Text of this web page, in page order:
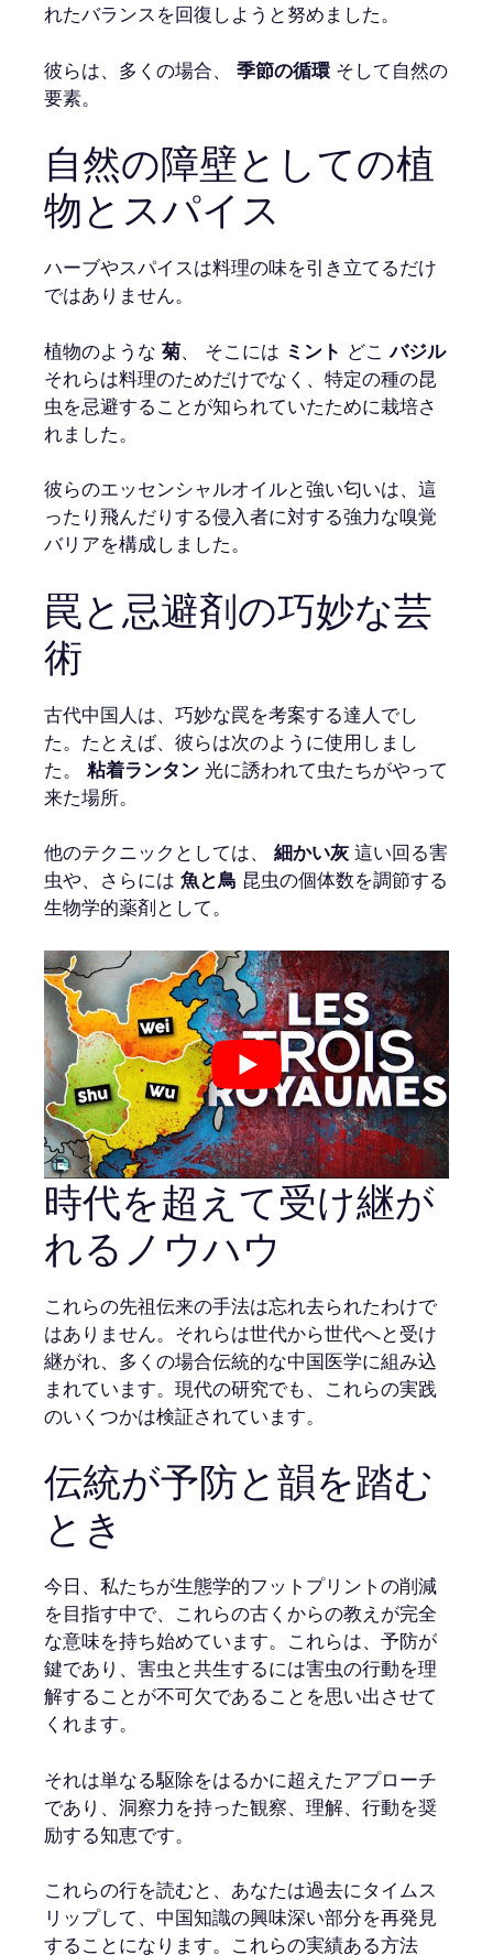
れたバランスを回復しようと努めました。
彼らは、多くの場合、 季節の循環 そして自然の
要素。
自然の障壁としての植
物とスパイス
ハーブやスパイスは料理の味を引き立てるだけ
ではありません。
植物のような 菊、 そこには ミント どこバジル
それらは料理のためだけでなく、特定の種の昆
虫を忌避することが知られていたために栽培さ
れました。
彼らのエッセンシャルオイルと強い匂いは、這
ったり飛んだりする侵入者に対する強力な嗅覚
バリアを構成しました。
罠と忌避剤の巧妙な芸
術
古代中国人は、巧妙な罠を考案する達人でし
た。たとえば、彼らは次のように使用しまし
た。 粘着ランタン 光に誘われて虫たちがやって
来た場所。
他のテクニックとしては、 細かい灰 這い回る害
虫や、さらには 魚と鳥 昆虫の個体数を調節する
生物学的薬剤として。
時代を超えて受け継が
れるノウハウ
これらの先祖伝来の手法は忘れ去られたわけで
はありません。それらは世代から世代へと受け
継がれ、多くの場合伝統的な中国医学に組み込
まれています。現代の研究でも、これらの実践
のいくつかは検証されています。
伝統が予防と韻を踏む
とき
今日、私たちが生態学的フットプリントの削減
を目指す中で、これらの古くからの教えが完全
な意味を持ち始めています。これらは、予防が
鍵であり、害虫と共生するには害虫の行動を理
解することが不可欠であることを思い出させて
くれます。
それは単なる駆除をはるかに超えたアプローチ
であり、洞察力を持った観察、理解、行動を奨
励する知恵です。
これらの行を読むと、あなたは過去にタイムス
リップして、中国知識の興味深い部分を再発見
することになります。これらの実績ある方法